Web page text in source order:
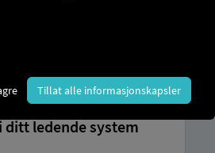
ditt ledende system
Tillat alle informasjonskapsler